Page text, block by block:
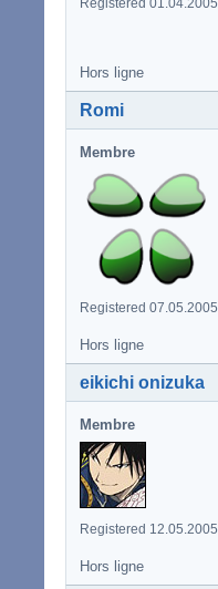
Registered 01.04.2005
Hors ligne
Romi
Membre
Registered 07.05.2005
Hors ligne
eikichi onizuka
Membre
Registered 12.05.2005
Hors ligne